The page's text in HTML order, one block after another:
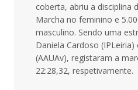
coberta, abriu a disciplina
Marcha no feminino e
masculino. Sendo uma
Daniela Cardoso (IPLeiria)
(AAUAv), registaram a
22:28,32, respetivamente.